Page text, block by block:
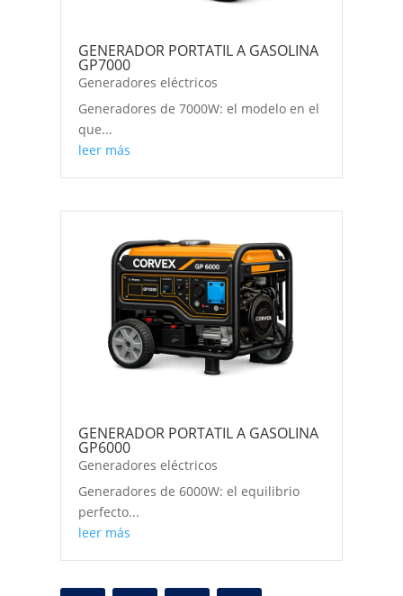
GENERADOR PORTATIL A GASOLINA
GP7000
Generadores eléctricos
Generadores de 7000W: el modelo en el
que...
leer más
GENERADOR PORTATIL A GASOLINA
GP6000
Generadores eléctricos
Generadores de 6000W: el equilibrio
perfecto...
leer más